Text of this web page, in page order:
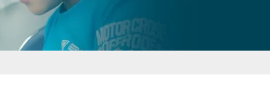
講師・スタッフ紹介